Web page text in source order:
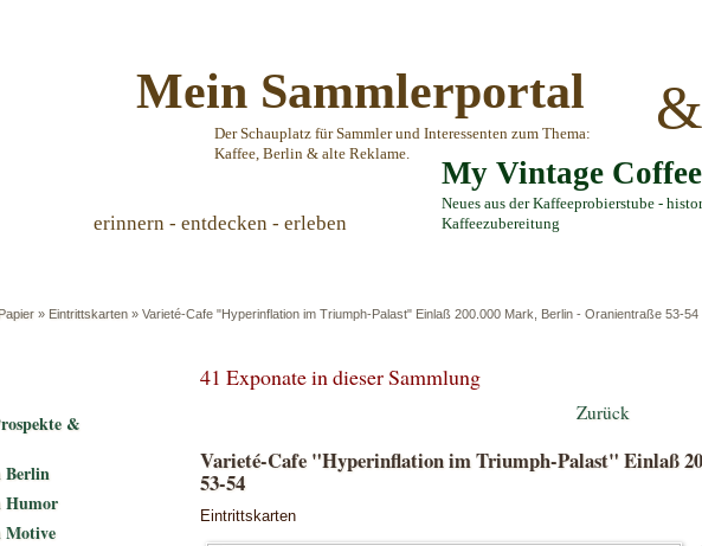
Mein Sammlerportal
Der Schauplatz für Sammler und Interessenten zum Thema:
Kaffee, Berlin & alte Reklame.
&
My Vintage
Neues aus der Kaffeeprobierstube -
Kaffeezubereitung
erinnern - entdecken - erleben
» Eintrittskarten » Varieté-Cafe "Hyperinflation im Triumph-Palast" Einlaß 200.000 Mark, Berlin - Oranientraße 53-54
41 Exponate in dieser Sammlung
Zurück
Varieté-Cafe "Hyperinflation im Triumph-Palast" Einlaß
53-54
Eintrittskarten
&
Berlin
Humor
Motive